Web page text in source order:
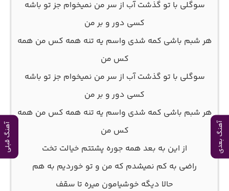
آهنگ بعدی آهنگ قبلی
سوگلی با تو گذشت آب از سر من نمیخوام جز تو باشه
کسی دور و بر من
هر شبم باشی کمه شدی واسم یه تنه همه کس من همه
کس من
سوگلی با تو گذشت آب از سر من نمیخوام جز تو باشه
کسی دور و بر من
هر شبم باشی کمه شدی واسم یه تنه همه کس من همه
کس من
از این به بعد همه جوره پشتتم خیالت تخت
راضی به کم نمیشدم که من و تو خوردیم به هم
حالا دیگه خوشیامون میره تا سقف